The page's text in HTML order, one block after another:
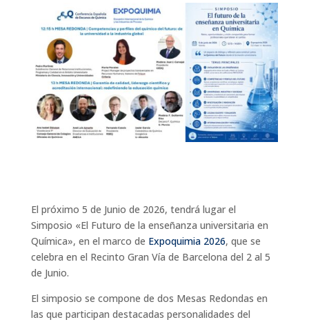
El próximo 5 de Junio de 2026, tendrá lugar el
Simposio «El Futuro de la enseñanza universitaria en
Química», en el marco de Expoquimia 2026, que se
celebra en el Recinto Gran Vía de Barcelona del 2 al 5
de Junio.
El simposio se compone de dos Mesas Redondas en
las que participan destacadas personalidades del